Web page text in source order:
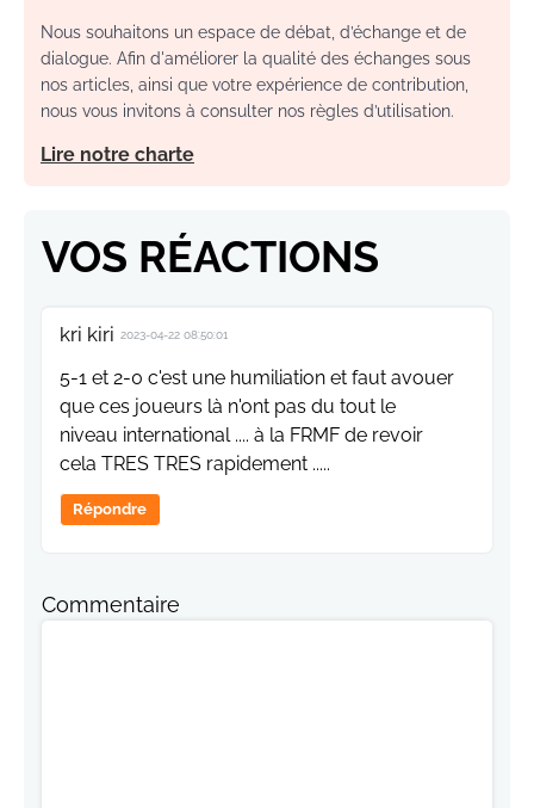
Nous souhaitons un espace de débat, d’échange et de
dialogue. Afin d'améliorer la qualité des échanges sous
nos articles, ainsi que votre expérience de contribution,
nous vous invitons à consulter nos règles d’utilisation.
Lire notre charte
VOS RÉACTIONS
kri kiri 2023-04-22 08:50:01
5-1 et 2-0 c'est une humiliation et faut avouer
que ces joueurs là n'ont pas du tout le
niveau international .... à la FRMF de revoir
cela TRES TRES rapidement .....
Répondre
Commentaire